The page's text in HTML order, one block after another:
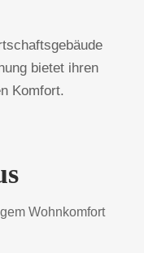
bietet ihren
Komfort.
Wohnkomfort